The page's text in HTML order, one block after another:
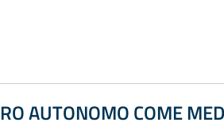
AUTONOMO COME